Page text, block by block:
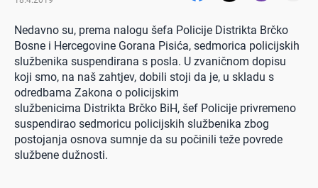
Nedavno su, prema nalogu šefa Policije Distrikta Brčko
Bosne i Hercegovine Gorana Pisića, sedmorica policijskih
službenika suspendirana s posla. U zvaničnom dopisu
koji smo, na naš zahtjev, dobili stoji da je, u skladu s
odredbama Zakona o policijskim
službenicima Distrikta Brčko BiH, šef Policije privremeno
suspendirao sedmoricu policijskih službenika zbog
postojanja osnova sumnje da su počinili teže povrede
službene dužnosti.